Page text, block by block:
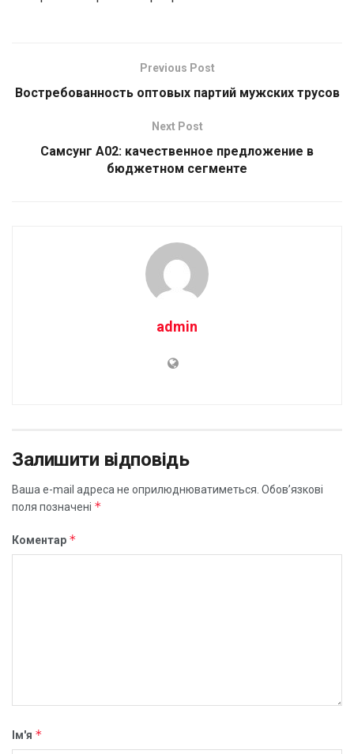
Previous Post
Востребованность оптовых партий мужских трусов
Next Post
Самсунг А02: качественное предложение в
бюджетном сегменте
admin
Залишити відповідь
Ваша e-mail адреса не оприлюднюватиметься. Обов’язкові
поля позначені *
Коментар *
Ім'я *